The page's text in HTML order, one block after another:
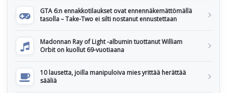
GTA 6:n ennakkotilaukset ovat ennennäkemättömällä
tasolla – Take-Two ei silti nostanut ennustettaan
Madonnan Ray of Light -albumin tuottanut William
Orbit on kuollut 69-vuotiaana
10 lausetta, joilla manipuloiva mies yrittää herättää
sääliä